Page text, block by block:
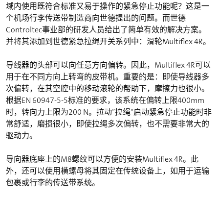
域内使用既符合标准又易于操作的紧急停止功能呢？这是一
个机场行李传送带制造商向世德提出的问题。而世德
Controltec事业部的研发人员给出了简单有效的解决方案。
并将其添加到世德紧急拉绳开关系列中：滑轮Multiflex 4R。
导线器的头部可以向任意方向偏转。因此，Multiflex 4R可以
用于在不同方向上转弯的皮带机。重要的是：即使导线器多
次偏转，在其空腔中的移动滚轮的帮助下，摩擦力也很小。
根据EN 60947-5-5标准的要求，该系统在偏转上限400mm
时，转向力上限为200 N。拉动”拉绳“启动紧急停止功能时非
常舒适，磨损很小，即使拉绳多次偏转，也不需要非常大的
驱动力。
导向器底座上的M8螺纹可以方便的安装Multiflex 4R。此
外，还可以使用横螺母将其固定在传统设备上，如用于运输
包裹或行李的传送带系统。